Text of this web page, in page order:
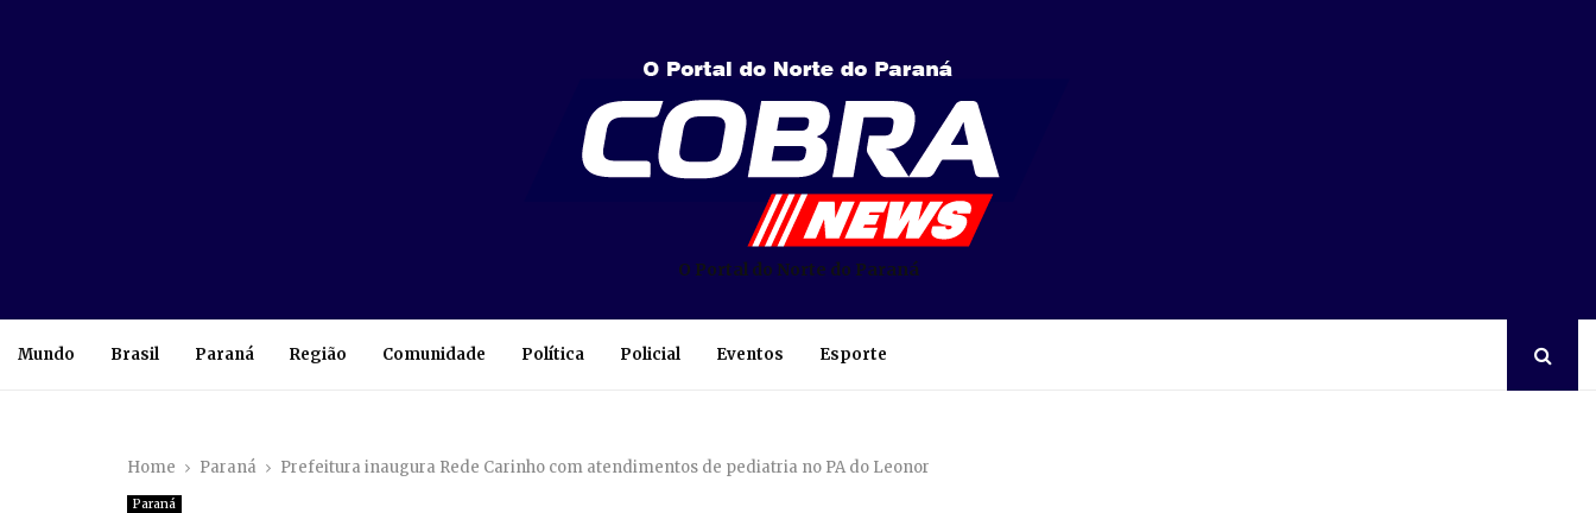
O Portal do Norte do Paraná
Mundo Brasil Paraná Região Comunidade Política Policial Eventos Esporte
Home Paraná Prefeitura inaugura Rede Carinho com atendimentos de pediatria no PA do Leonor
Paraná